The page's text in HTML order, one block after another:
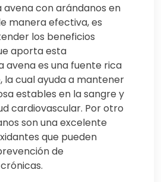
avena con arándanos en
manera efectiva, es
los beneficios
aporta esta
avena es una fuente rica
la cual ayuda a mantener
estables en la sangre y
cardiovascular. Por otro
son una excelente
que pueden
de